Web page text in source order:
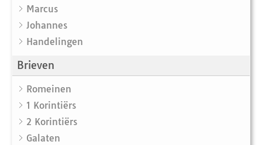
Marcus
Johannes
Handelingen
Brieven
Romeinen
1 Korintiërs
2 Korintiërs
Galaten